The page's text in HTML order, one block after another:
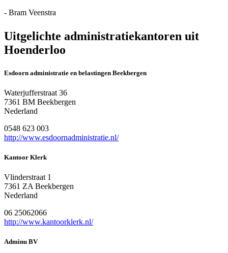
- Bram Veenstra
Uitgelichte administratiekantoren uit
Hoenderloo
Esdoorn administratie en belastingen Beekbergen
Waterjufferstraat 36
7361 BM Beekbergen
Nederland
0548 623 003
http://www.esdoornadministratie.nl/
Kantoor Klerk
Vlinderstraat 1
7361 ZA Beekbergen
Nederland
06 25062066
http://www.kantoorklerk.nl/
Adminu BV